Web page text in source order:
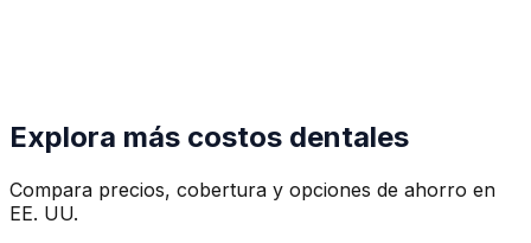
Explora más costos dentales
Compara precios, cobertura y opciones de ahorro en
EE. UU.